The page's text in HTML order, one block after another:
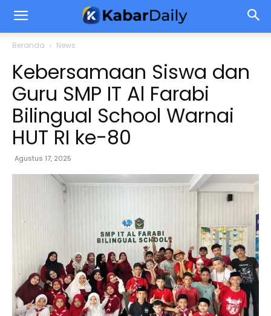
Beranda News
Kebersamaan Siswa dan
Guru SMP IT Al Farabi
Bilingual School Warnai
HUT RI ke-80
Agustus 17, 2025